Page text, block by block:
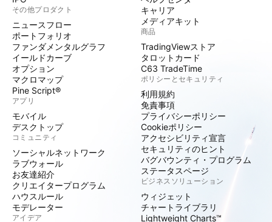
その他プロダクト
ニュースフロー
ポートフォリオ
ファンダメンタルグラフ
イールドカーブ
オプション
マクロマップ
Pine Script®
アプリ
モバイル
デスクトップ
コミュニティ
ソーシャルネットワーク
ラブウォール
お友達紹介
クリエイタープログラム
ハウスルール
モデレーター
アイデア
キャリア
メディアキット
商品
TradingViewストア
タロットカード
C63 TradeTime
ポリシーとセキュリティ
利用規約
免責事項
プライバシーポリシー
Cookieポリシー
アクセシビリティ宣言
セキュリティのヒント
バグバウンティ・プログラム
ステータスページ
ビジネスソリューション
ウィジェット
チャートライブラリ
Lightweight Charts™